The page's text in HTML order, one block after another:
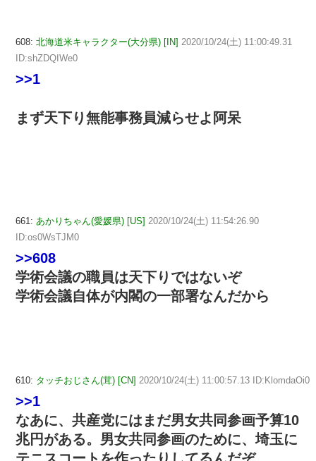
608: 北海道米キャラクター(大分県) [IN] 2020/10/24(土) 11:00:49.31
ID:shZDQIWe0
>>1
まず天下り無能事務員減らせよ阿呆
661: あかりちゃん(愛媛県) [US] 2020/10/24(土) 11:54:26.90
ID:os0WsTJM0
>>608
学術会議の職員は天下りではないぞ
学術会議自体が内閣の一部署なんだから
610: タッチおじさん(茸) [CN] 2020/10/24(土) 11:00:57.13 ID:KlomdaOi0
>>1
なあに、共産党にはまだ男女共同参画予算10
兆円がある。男女共同参画のために、埼玉に
テニスコートを作ったりしてるんだぞ。